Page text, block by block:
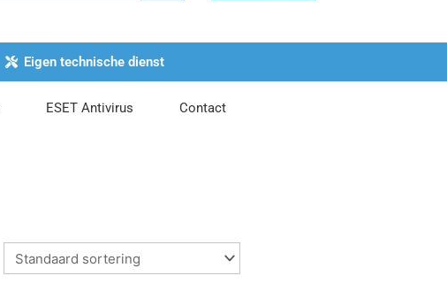
Eigen technische dienst
ESET Antivirus Contact